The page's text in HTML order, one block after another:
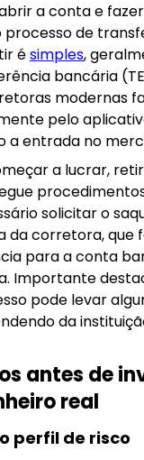
a conta e
processo de
ésimples,
bancária
modernas
pelo
a entrada no
a lucrar,
solicitar o
da corretora, que
para a conta
Importante
pode levar
da
antes de
real
perfil de risco